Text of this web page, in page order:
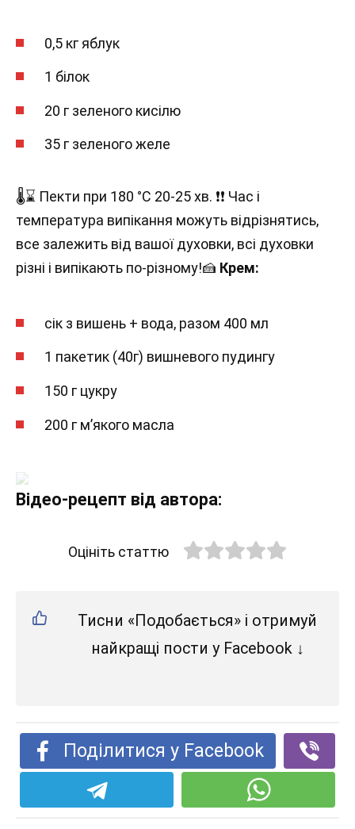
0,5 кг яблук
1 білок
20 г зеленого кисілю
35 г зеленого желе
🌡⌛ Пекти при 180 °C 20-25 хв. ❗❗ Час і
температура випікання можуть відрізнятись,
все залежить від вашої духовки, всі духовки
різні і випікають по-різному!🍰 Крем:
сік з вишень + вода, разом 400 мл
1 пакетик (40г) вишневого пудингу
150 г цукру
200 г м’якого масла
Відео-рецепт від автора:
Оцініть статтю
Тисни «Подобається» і отримуй
найкращі пости у Facebook ↓
Поділитися у Facebook